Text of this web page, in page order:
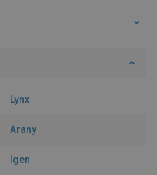
Lynx
Arany
Igen